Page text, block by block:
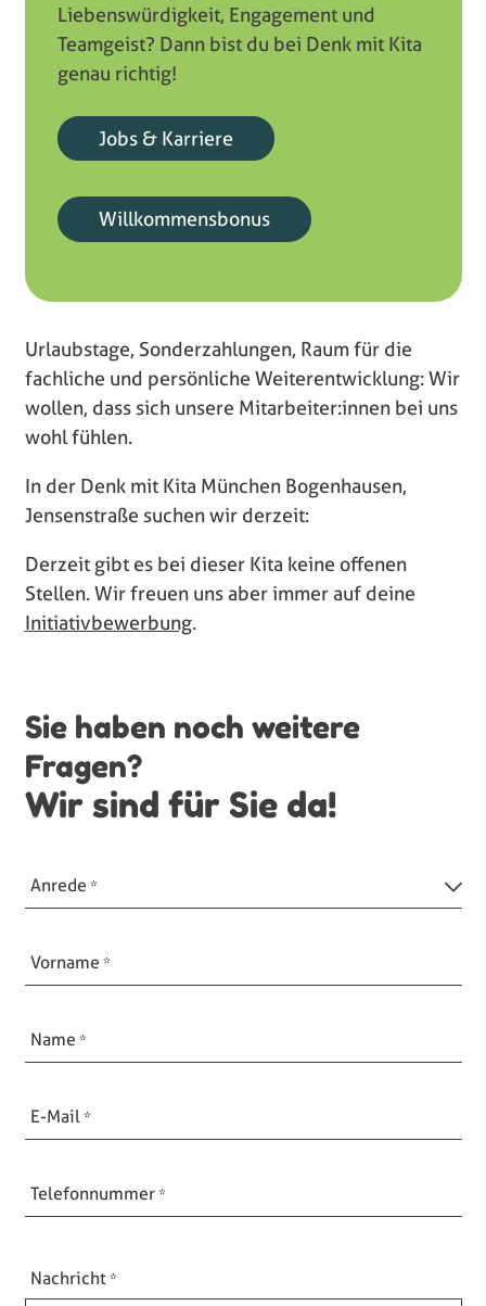
Liebenswürdigkeit, Engagement und
Teamgeist? Dann bist du bei Denk mit Kita
genau richtig!
Jobs & Karriere
Willkommensbonus
Urlaubstage, Sonderzahlungen, Raum für die
fachliche und persönliche Weiterentwicklung: Wir
wollen, dass sich unsere Mitarbeiter:innen bei uns
wohl fühlen.
In der Denk mit Kita München Bogenhausen,
Jensenstraße suchen wir derzeit:
Derzeit gibt es bei dieser Kita keine offenen
Stellen. Wir freuen uns aber immer auf deine
Initiativbewerbung.
Sie haben noch weitere
Fragen?
Wir sind für Sie da!
Anrede
Vorname
Name
E-Mail
Telefonnummer
Nachricht